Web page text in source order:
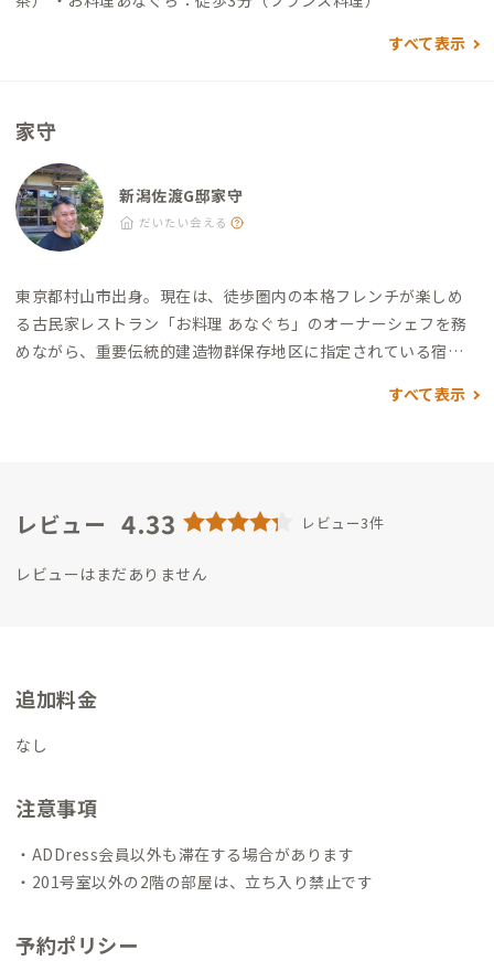
すべて表示
家守
新潟佐渡G邸家守
だいたい会える
東京都村山市出身。 現在は、徒歩圏内の本格フレンチが楽しめ
る古民家レストラン「お料理 あなぐち」のオーナーシェフを務
めながら、重要伝統的建造物群保存地区に指定されている宿根
会」にも所属し、活躍しています。2023年に地域福祉活動に重
からADDressの家守を通して、観光ガイドブックに載っていな
渡、宿根木の素晴らしさをより多くの人に知ってもらいなが
すべて表示
レビュー 4.33 レビュー3件
レビューはまだありません
追加料金
なし
注意事項
・ADDress会員以外も滞在する場合があります
・201号室以外の2階の部屋は、立ち入り禁止です
予約ポリシー